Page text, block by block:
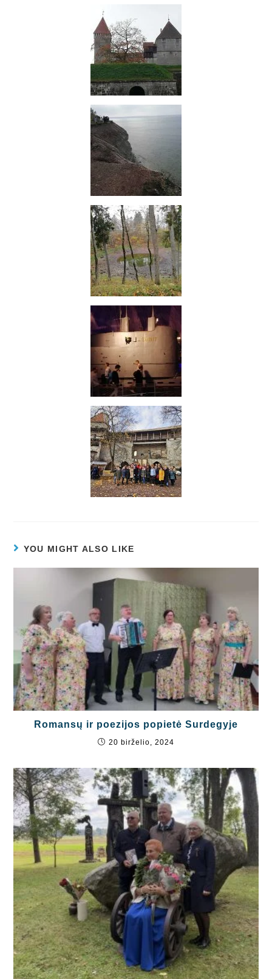
YOU MIGHT ALSO LIKE
Romansų ir poezijos popietė Surdegyje
20 birželio, 2024